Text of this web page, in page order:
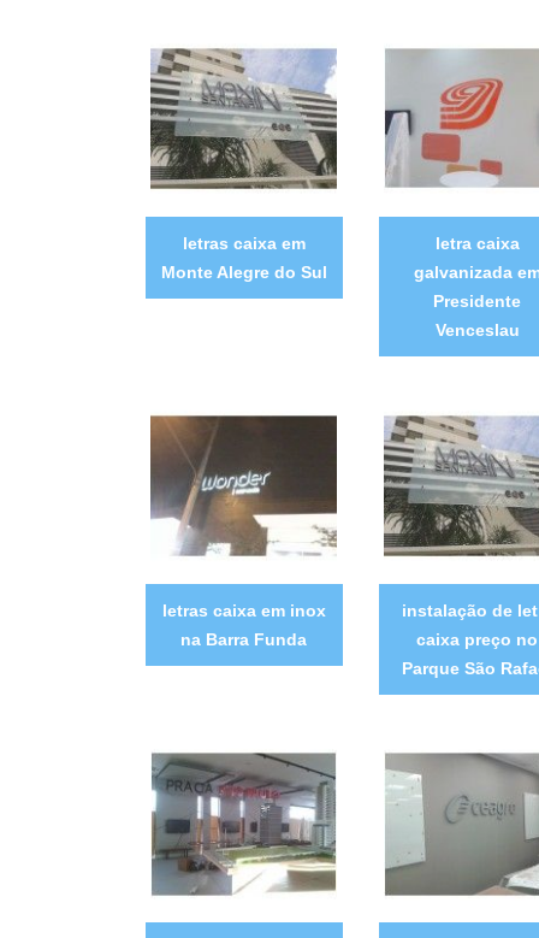
letras caixa em
Monte Alegre do Sul
letra caixa
galvanizada
Presidente
Venceslau
letras caixa em inox
na Barra Funda
instalação de
caixa preço no
Parque São